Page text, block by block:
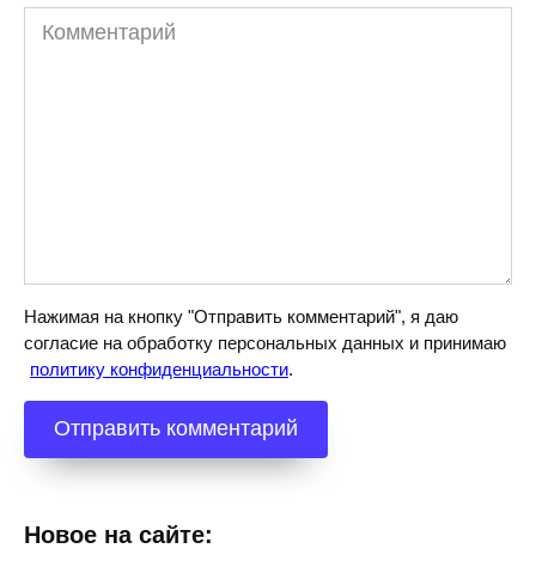
Комментарий
Нажимая на кнопку "Отправить комментарий", я даю
согласие на обработку персональных данных и принимаю
политику конфиденциальности.
Новое на сайте: